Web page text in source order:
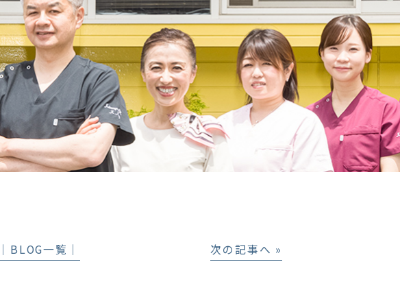
│BLOG一覧│ 次の記事へ »